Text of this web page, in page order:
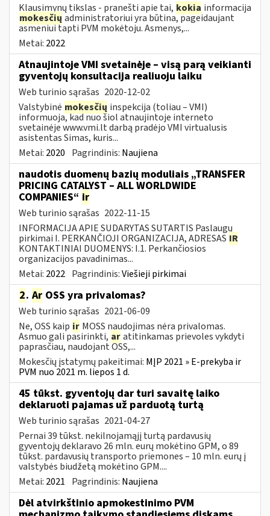
Klausimynų tikslas - pranešti apie tai, kokia informacija
mokesčių administratoriui yra būtina, pageidaujant
asmeniui tapti PVM mokėtoju. Asmenys,...
Metai: 2022
Atnaujintoje VMI svetainėje – visą parą veikianti
gyventojų konsultacija realiuoju laiku
Web turinio sąrašas 2020-12-02
Valstybinė mokesčių inspekcija (toliau – VMI)
informuoja, kad nuo šiol atnaujintoje interneto
svetainėje www.vmi.lt darbą pradėjo VMI virtualusis
asistentas Simas, kuris...
Metai: 2020 Pagrindinis: Naujiena
naudotis duomenų bazių moduliais „TRANSFER
PRICING CATALYST – ALL WORLDWIDE
COMPANIES“ ir
Web turinio sąrašas 2022-11-15
INFORMACIJA APIE SUDARYTAS SUTARTIS Paslaugų
pirkimai I. PERKANČIOJI ORGANIZACIJA, ADRESAS IR
KONTAKTINIAI DUOMENYS: I.1. Perkančiosios
organizacijos pavadinimas...
Metai: 2022 Pagrindinis:Viešieji pirkimai
2. Ar OSS yra privalomas?
Web turinio sąrašas 2021-06-09
Ne, OSS kaip ir MOSS naudojimas nėra privalomas.
Asmuo gali pasirinkti, aratitinkamas prievoles vykdyti
paprasčiau, naudojant OSS,...
Mokesčių įstatymų pakeitimai: MĮP 2021 » E-prekyba ir
PVM nuo 2021 m. liepos 1 d.
45 tūkst. gyventojų dar turi savaitę laiko
deklaruoti pajamas už parduotą turtą
Web turinio sąrašas 2021-04-27
Pernai 39 tūkst. nekilnojamąjį turtą pardavusių
gyventojų deklaravo 26 mln. eurų mokėtino GPM, o 89
tūkst. pardavusių transporto priemones – 10 mln. eurų į
valstybės biudžetą mokėtino GPM....
Metai: 2021 Pagrindinis: Naujiena
Dėl atvirkštinio apmokestinimo PVM